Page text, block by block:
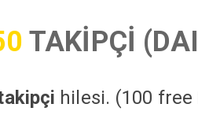
TAKİPÇİ
hilesi. (100